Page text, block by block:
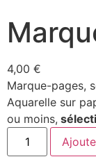
4,00 €
Marque-pages,
Aquarelle sur
ou moins,